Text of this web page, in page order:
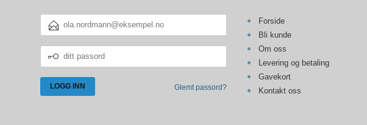
POSTADRESSE
PASSORD
Glemt passord?
Forside
Bli kunde
Om oss
Levering og betaling
Gavekort
Kontakt oss